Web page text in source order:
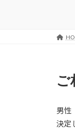
ご
男性
決定